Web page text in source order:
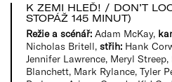
K ZEMI HLEĎ! / DON’T
STOPÁŽ 145 MINUT)
Režie a scénář: Adam McKay,
Nicholas Britell, střih: Hank
Jennifer Lawrence, Meryl
Blanchett, Mark Rylance, Tyler